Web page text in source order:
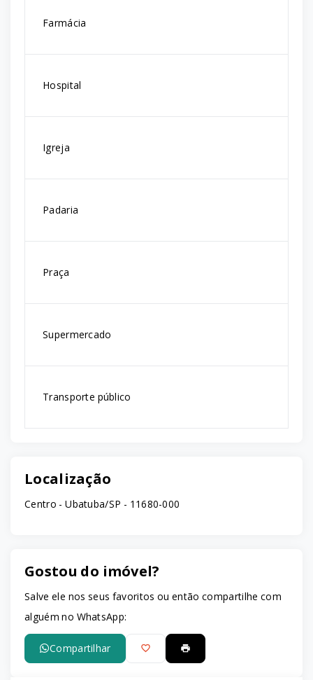
Farmácia
Hospital
Igreja
Padaria
Praça
Supermercado
Transporte público
Localização
Centro - Ubatuba/SP - 11680-000
Gostou do imóvel?
Salve ele nos seus favoritos ou então compartilhe com
alguém no WhatsApp:
Compartilhar